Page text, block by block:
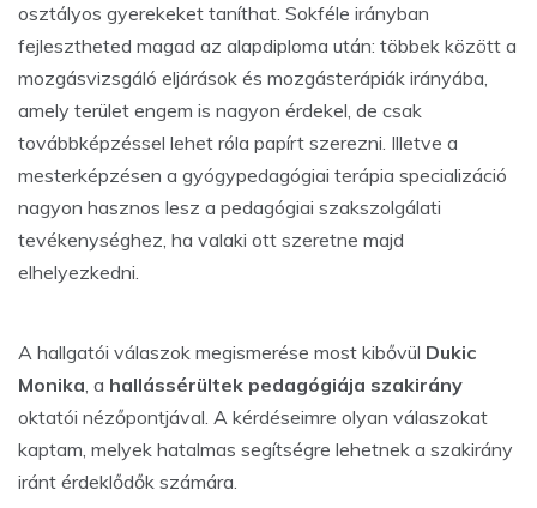
osztályos gyerekeket taníthat. Sokféle irányban
fejlesztheted magad az alapdiploma után: többek között a
mozgásvizsgáló eljárások és mozgásterápiák irányába,
amely terület engem is nagyon érdekel, de csak
továbbképzéssel lehet róla papírt szerezni. Illetve a
mesterképzésen a gyógypedagógiai terápia specializáció
nagyon hasznos lesz a pedagógiai szakszolgálati
tevékenységhez, ha valaki ott szeretne majd
elhelyezkedni.
A hallgatói válaszok megismerése most kibővül Dukic
Monika, a hallássérültek pedagógiája szakirány
oktatói nézőpontjával. A kérdéseimre olyan válaszokat
kaptam, melyek hatalmas segítségre lehetnek a szakirány
iránt érdeklődők számára.